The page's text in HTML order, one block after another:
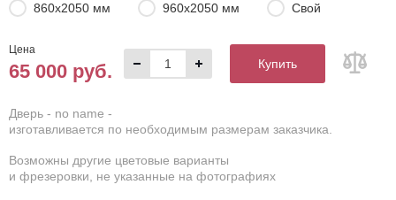
860х2050 мм
960х2050 мм Свой
Цена
65 000 руб. Купить
Дверь - no name -
изготавливается по необходимым размерам заказчика.
Возможны другие цветовые варианты
и фрезеровки, не указанные на фотографиях